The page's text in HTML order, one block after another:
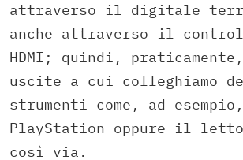
attraverso il digitale
anche attraverso il
HDMI; quindi,
praticamente,
uscite a cui colleghiamo
strumenti come,
ad esempio,
PlayStation oppure il
così via.